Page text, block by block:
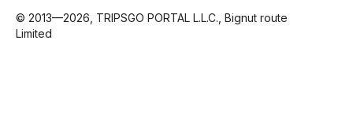
© 2013—2026, TRIPSGO PORTAL L.L.C., Bignut route
Limited